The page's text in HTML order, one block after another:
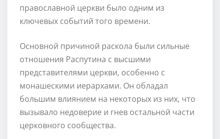
православной церкви было одним из
ключевых событий того времени.
Основной причиной раскола были сильные
отношения Распутина с высшими
представителями церкви, особенно с
монашескими иерархами. Он обладал
большим влиянием на некоторых из них, что
вызывало недоверие и гнев остальной части
церковного сообщества.